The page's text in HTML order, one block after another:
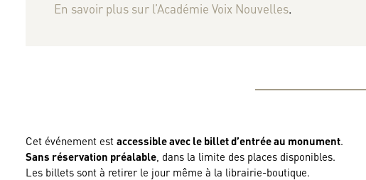
En savoir plus sur l’Académie Voix Nouvelles.
Cet événement estaccessible avec le billet d’entrée au monument.
Sans réservation préalable, dans la limite des places disponibles.
Les billets sont à retirer le jour même à la librairie-boutique.